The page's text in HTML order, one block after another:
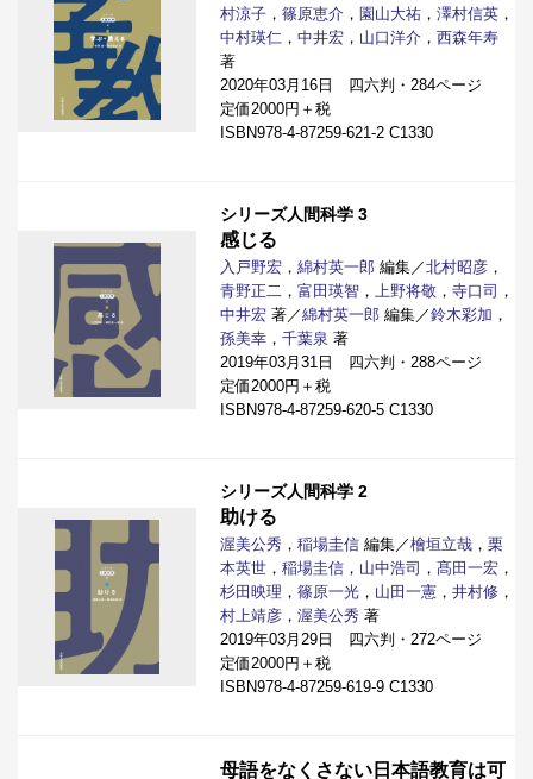
村涼子 ， 篠原恵介 ， 園山大祐 ， 澤村信英 ，
中村瑛仁 ， 中井宏 ， 山口洋介 ， 西森年寿
著
2020年03月16日 四六判・284ページ
定価2000円＋税
ISBN978-4-87259-621-2 C1330
シリーズ人間科学 3
感じる
入戸野宏 ， 綿村英一郎 編集／北村昭彦 ，
青野正二 ， 富田瑛智 ， 上野将敬 ， 寺口司 ，
中井宏 著／綿村英一郎 編集／鈴木彩加 ，
孫美幸 ， 千葉泉 著
2019年03月31日 四六判・288ページ
定価2000円＋税
ISBN978-4-87259-620-5 C1330
シリーズ人間科学 2
助ける
渥美公秀 ， 稲場圭信 編集／檜垣立哉 ， 栗
本英世 ， 稲場圭信 ， 山中浩司 ， 髙田一宏 ，
杉田映理 ， 篠原一光 ， 山田一憲 ， 井村修 ，
村上靖彦 ， 渥美公秀 著
2019年03月29日 四六判・272ページ
定価2000円＋税
ISBN978-4-87259-619-9 C1330
母語をなくさない日本語教育は可